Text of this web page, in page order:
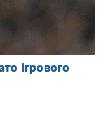
ігрового